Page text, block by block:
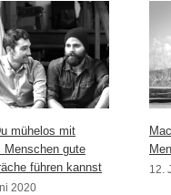
mühelos mit
Menschen gute
führen kannst
2020
12.